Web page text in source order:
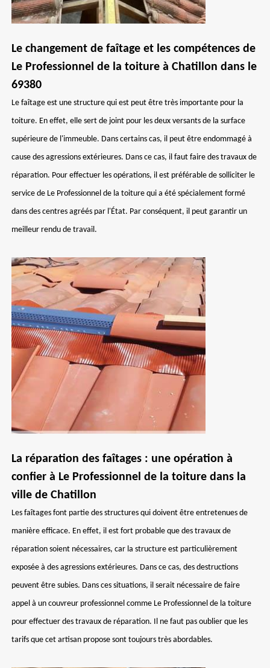
Le changement de faîtage et les compétences de
Le Professionnel de la toiture à Chatillon dans le
69380
Le faîtage est une structure qui est peut être très importante pour la
toiture. En effet, elle sert de joint pour les deux versants de la surface
supérieure de l'immeuble. Dans certains cas, il peut être endommagé à
cause des agressions extérieures. Dans ce cas, il faut faire des travaux de
réparation. Pour effectuer les opérations, il est préférable de solliciter le
service de Le Professionnel de la toiture qui a été spécialement formé
dans des centres agréés par l'État. Par conséquent, il peut garantir un
meilleur rendu de travail.
La réparation des faîtages : une opération à
confier à Le Professionnel de la toiture dans la
ville de Chatillon
Les faîtages font partie des structures qui doivent être entretenues de
manière efficace. En effet, il est fort probable que des travaux de
réparation soient nécessaires, car la structure est particulièrement
exposée à des agressions extérieures. Dans ce cas, des destructions
peuvent être subies. Dans ces situations, il serait nécessaire de faire
appel à un couvreur professionnel comme Le Professionnel de la toiture
pour effectuer des travaux de réparation. Il ne faut pas oublier que les
tarifs que cet artisan propose sont toujours très abordables.